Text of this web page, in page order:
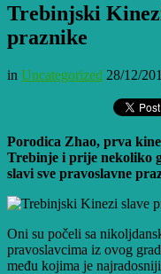
Trebinjski
praznike
in Uncategorized 28/12/
Porodica Zhao, prva
Trebinje i prije nekoliko
slavi sve pravoslavne
Oni su počeli sa
pravoslavcima iz ovog
među kojima je